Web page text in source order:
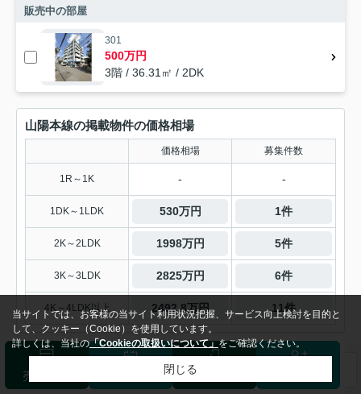
販売中の部屋
301
500万円
3階 / 36.31㎡ / 2DK
山陽本線の掲載物件の価格相場
価格相場 募集件数
1R～1K - -
1DK～1LDK 530万円 1件
2K～2LDK 1998万円 5件
3K～3LDK 2825万円 6件
4K～4LDK以上 2492.8万円 11件
1
売却査定 ログイン
当サイトでは、お客様の当サイト利用状況把握、サービス向上検討を目的と
して、クッキー（Cookie）を使用しています。
詳しくは、当社の「Cookieの取扱いについて」をご確認ください。
閉じる